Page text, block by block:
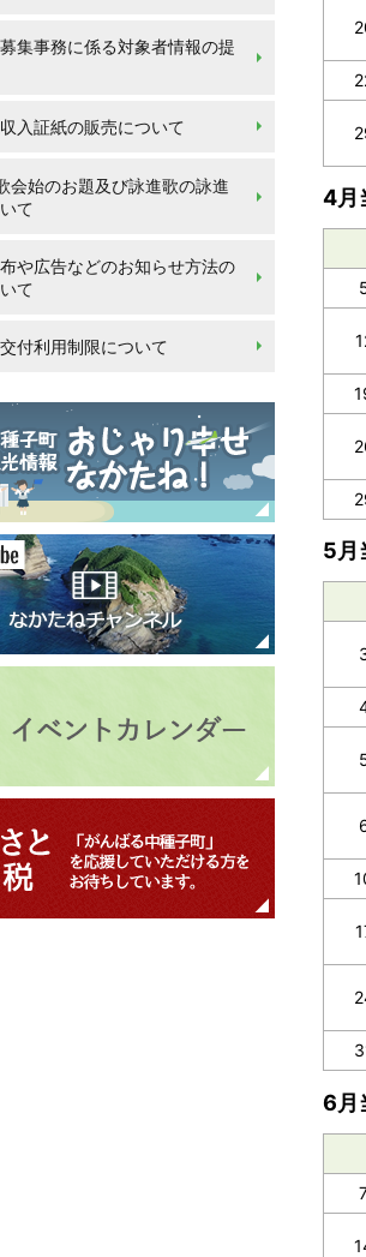
集事務に係る対象者情報の提
入証紙の販売について
会始のお題及び詠進歌の詠進
て
や広告などのお知らせ方法の
て
付利用制限について
4
5月
6月